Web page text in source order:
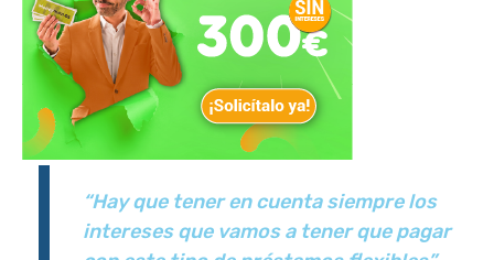
“Hay que tener en cuenta siempre los
intereses que vamos a tener que pagar